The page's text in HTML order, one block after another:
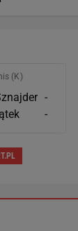
(K)
-
-